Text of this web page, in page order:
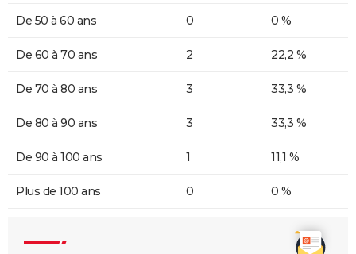
De 50 à 60 ans 0 0 %
De 60 à 70 ans 2 22,2 %
De 70 à 80 ans 3 33,3 %
De 80 à 90 ans 3 33,3 %
De 90 à 100 ans 1 11,1 %
Plus de 100 ans 0 0 %